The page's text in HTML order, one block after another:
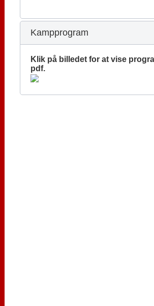
Kampprogram
Klik på billedet for at vise
pdf.